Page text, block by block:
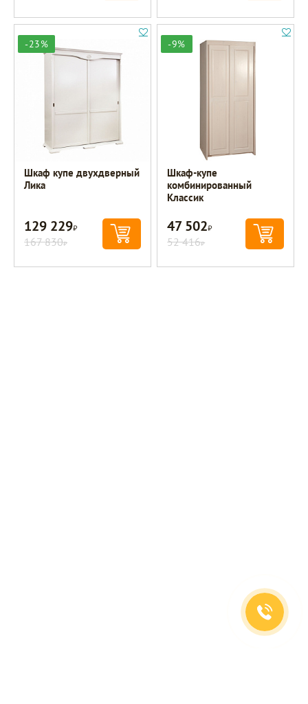
-23%
Шкаф купе двухдверный
Лика
129 229Р
167 830Р
-9%
Шкаф-купе
комбинированный
Классик
47 502Р
52 416Р